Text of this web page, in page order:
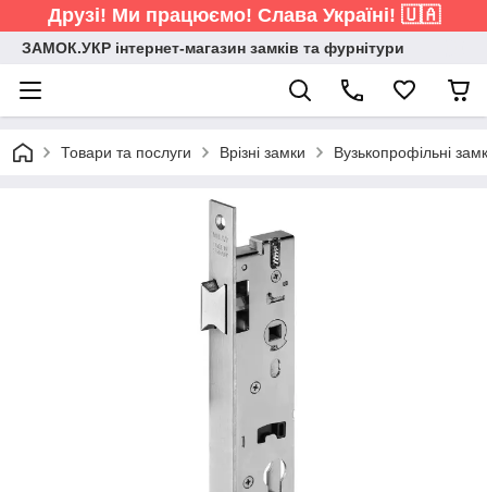
Друзі! Ми працюємо! Слава Україні! 🇺🇦
ЗАМОК.УКР інтернет-магазин замків та фурнітури
Товари та послуги Врізні замки Вузькопрофільні